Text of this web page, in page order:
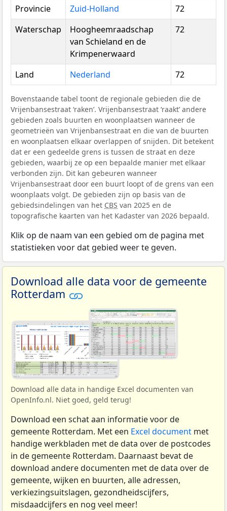
Provincie
Zuid-Holland
72
Waterschap
Hoogheemraadschap
van Schieland en de
Krimpenerwaard
72
Land Nederland 72
Bovenstaande tabel toont de regionale gebieden die de
Vrijenbansestraat ‘raken’. Vrijenbansestraat ‘raakt’ andere
gebieden zoals buurten en woonplaatsen wanneer de
geometrieën van Vrijenbansestraat en die van de buurten
en woonplaatsen elkaar overlappen of snijden. Dit betekent
dat er een gedeelde grens is tussen de straat en deze
gebieden, waarbij ze op een bepaalde manier met elkaar
verbonden zijn. Dit kan gebeuren wanneer
Vrijenbansestraat door een buurt loopt of de grens van een
woonplaats volgt. De gebieden zijn op basis van de
gebiedsindelingen van het CBS van 2025 en de
topografische kaarten van het Kadaster van 2026 bepaald.
Klik op de naam van een gebied om de pagina met
statistieken voor dat gebied weer te geven.
Download alle data voor de gemeente
Rotterdam
Download alle data in handige Excel documenten van
OpenInfo.nl. Niet goed, geld terug!
Download een schat aan informatie voor de
gemeente Rotterdam. Met een Excel document met
handige werkbladen met de data over de postcodes
in de gemeente Rotterdam. Daarnaast bevat de
download andere documenten met de data over de
gemeente, wijken en buurten, alle adressen,
verkiezingsuitslagen, gezondheidscijfers,
misdaadcijfers en nog veel meer!